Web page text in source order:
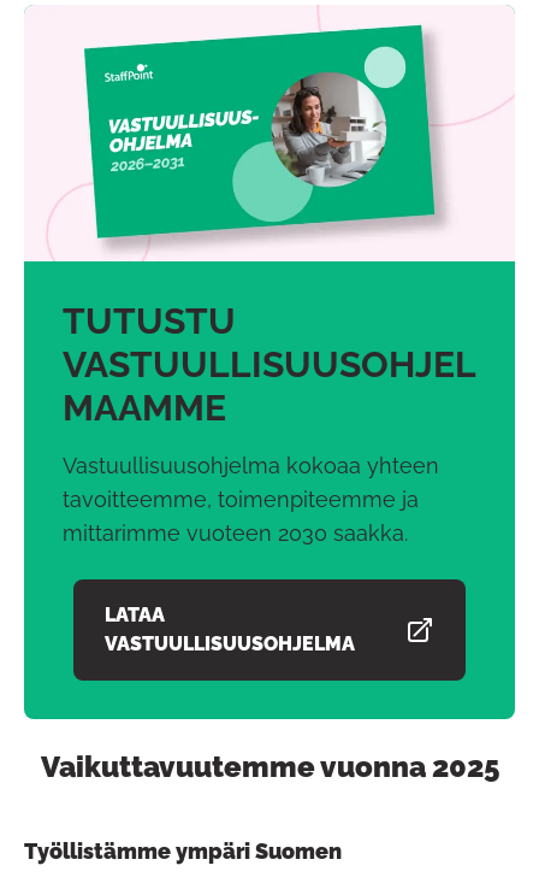
TUTUSTU
VASTUULLISUUSOHJEL
MAAMME
Vastuullisuusohjelma kokoaa yhteen
tavoitteemme, toimenpiteemme ja
mittarimme vuoteen 2030 saakka.
LATAA
VASTUULLISUUSOHJELMA
AVAUTUU UUDESSA VÄLILEHDESSÄ
Vaikuttavuutemme vuonna 2025
Työllistämme ympäri Suomen